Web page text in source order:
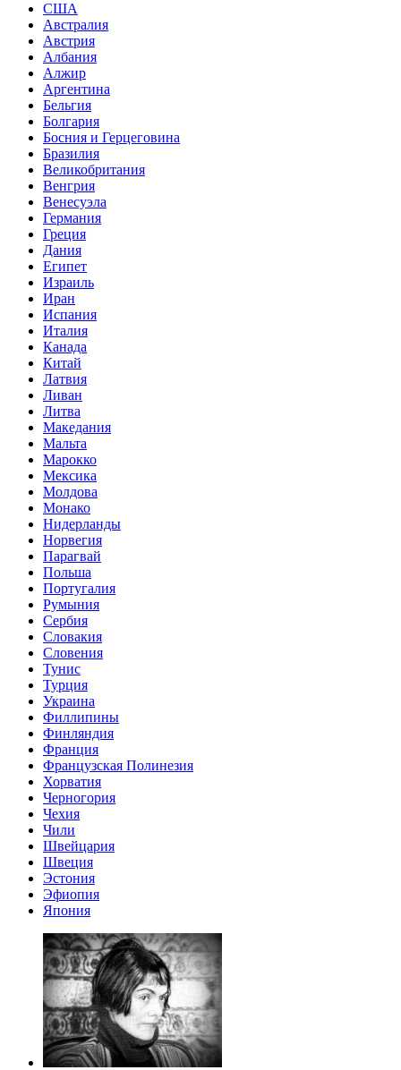
США
Австралия
Австрия
Албания
Алжир
Аргентина
Бельгия
Болгария
Босния и Герцеговина
Бразилия
Великобритания
Венгрия
Венесуэла
Германия
Греция
Дания
Египет
Израиль
Иран
Испания
Италия
Канада
Китай
Латвия
Ливан
Литва
Македания
Мальта
Марокко
Мексика
Молдова
Монако
Нидерланды
Норвегия
Парагвай
Польша
Португалия
Румыния
Сербия
Словакия
Словения
Тунис
Турция
Украина
Филлипины
Финляндия
Франция
Французская Полинезия
Хорватия
Черногория
Чехия
Чили
Швейцария
Швеция
Эстония
Эфиопия
Япония